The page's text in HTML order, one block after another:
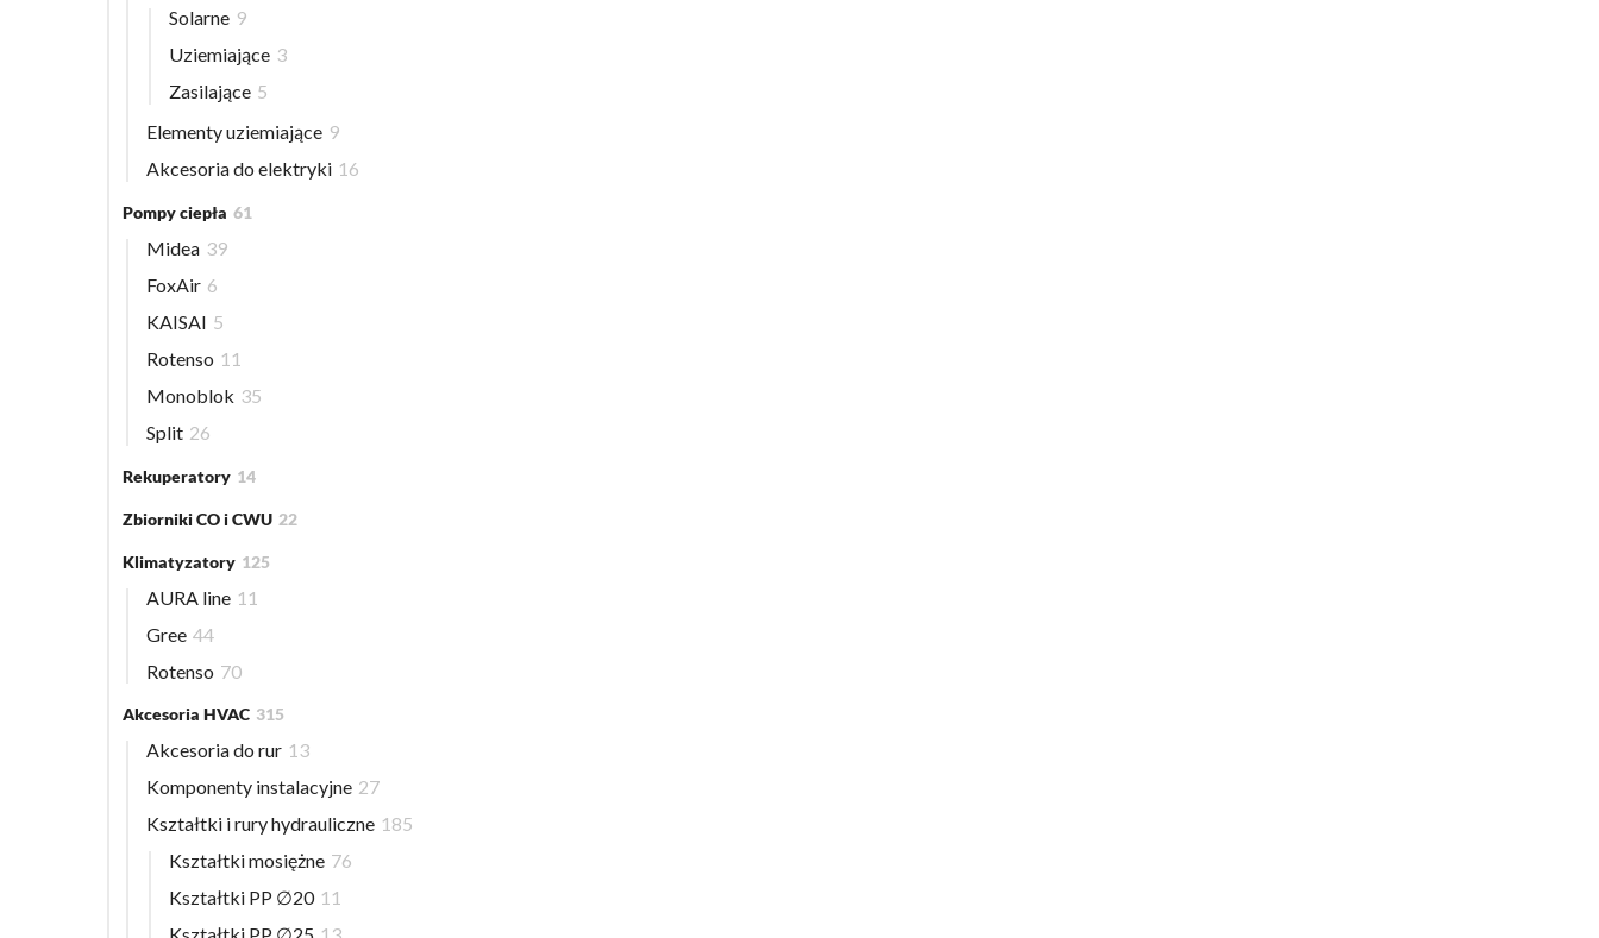
Solarne 9
Uziemiające 3
Zasilające 5
Elementy uziemiające 9
Akcesoria do elektryki 16
Pompy ciepła 61
Midea 39
FoxAir 6
KAISAI 5
Rotenso 11
Monoblok 35
Split 26
Rekuperatory 14
Zbiorniki CO i CWU 22
Klimatyzatory 125
AURA line 11
Gree 44
Rotenso 70
Akcesoria HVAC 315
Akcesoria do rur 13
Komponenty instalacyjne 27
Kształtki i rury hydrauliczne 185
Kształtki mosiężne 76
Kształtki PP ∅20 11